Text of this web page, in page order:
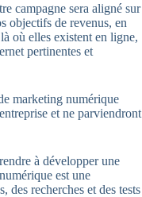
campagne sera aligné sur
objectifs de revenus, en
où elles existent en ligne,
pertinentes et
marketing numérique
et ne parviendront
à développer une
est une
des recherches et des tests